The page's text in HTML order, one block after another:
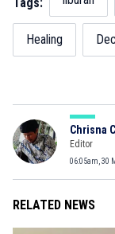
Healing
Chrisna
Editor
06:05am, 30
RELATED NEWS